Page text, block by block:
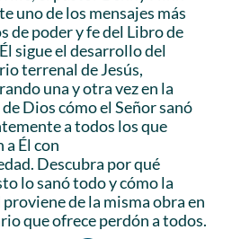
uno de los mensajes más
de poder y fe del Libro de
sigue el desarrollo del
terrenal de Jesús,
una y otra vez en la
Dios cómo el Señor sanó
a todos los que
Él con
Descubra por qué
lo sanó todo y cómo la
de la misma obra en
que ofrece perdón a todos.